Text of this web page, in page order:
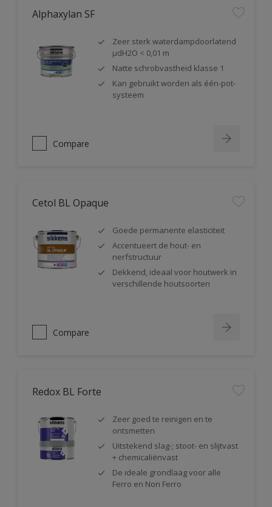
Alphaxylan SF
Zeer sterk waterdampdoorlatend
µdH2O < 0,01 m
Natte schrobvastheid klasse 1
Kan gebruikt worden als één-pot-
systeem
Compare
Cetol BL Opaque
Goede permanente elasticiteit
Accentueert de hout- en
nerfstructuur
Dekkend, ideaal voor houtwerk in
verschillende houtsoorten
Compare
Redox BL Forte
Zeer goed te reinigen en te
ontsmetten
Uitstekend slag-; stoot- en slijtvast
+ chemicaliënvast
De ideale grondlaag voor alle
Ferro en Non Ferro